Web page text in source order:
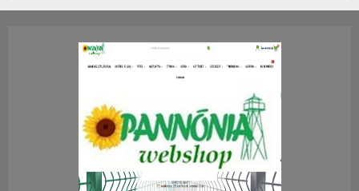
2026.JÚLIUS.23. CSÜTÖRTÖK.
0